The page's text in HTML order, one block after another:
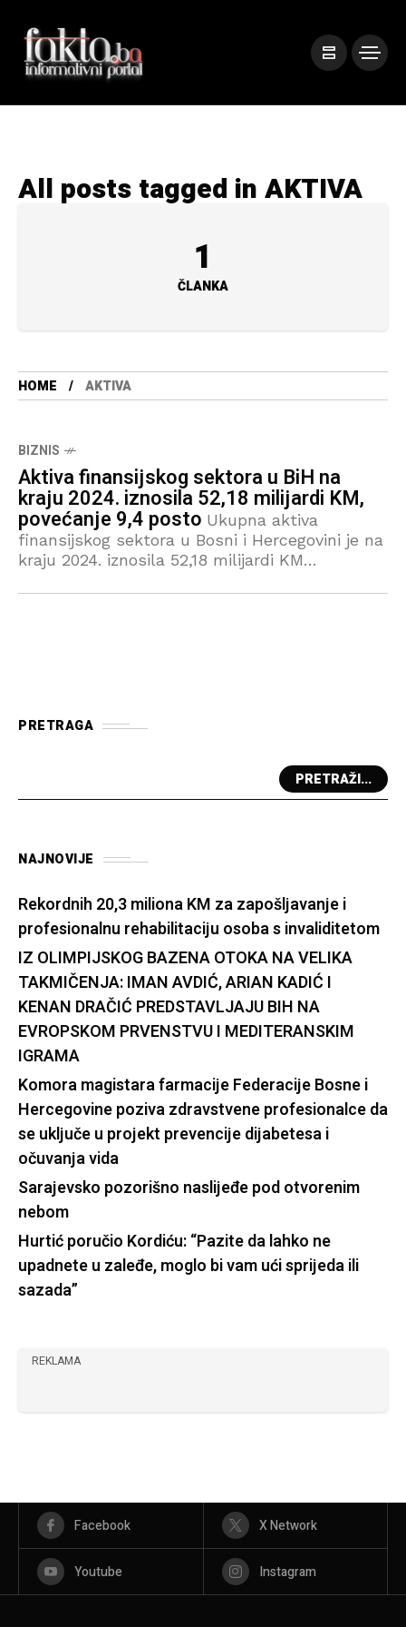
All posts tagged in AKTIVA
1
ČLANKA
HOME AKTIVA
BIZNIS
Aktiva finansijskog sektora u BiH na
kraju 2024. iznosila 52,18 milijardi KM,
povećanje 9,4 posto Ukupna aktiva
finansijskog sektora u Bosni i Hercegovini je na
kraju 2024. iznosila 52,18 milijardi KM
milijardi KM ili za 9,4 posto u
PRETRAGA
PRETRAŽI...
NAJNOVIJE
Rekordnih 20,3 miliona KM za zapošljavanje i
profesionalnu rehabilitaciju osoba s invaliditetom
IZ OLIMPIJSKOG BAZENA OTOKA NA VELIKA
TAKMIČENJA: IMAN AVDIĆ, ARIAN KADIĆ I
KENAN DRAČIĆ PREDSTAVLJAJU BIH NA
EVROPSKOM PRVENSTVU I MEDITERANSKIM
IGRAMA
Komora magistara farmacije Federacije Bosne i
Hercegovine poziva zdravstvene profesionalce da
se uključe u projekt prevencije dijabetesa i
očuvanja vida
Sarajevsko pozorišno naslijeđe pod otvorenim
nebom
Hurtić poručio Kordiću: “Pazite da lahko ne
upadnete u zaleđe, moglo bi vam ući sprijeda ili
sazada”
REKLAMA
Facebook X Network
Youtube Instagram